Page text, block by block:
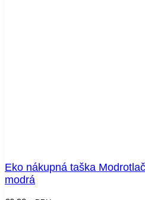
Eko nákupná taška
modrá